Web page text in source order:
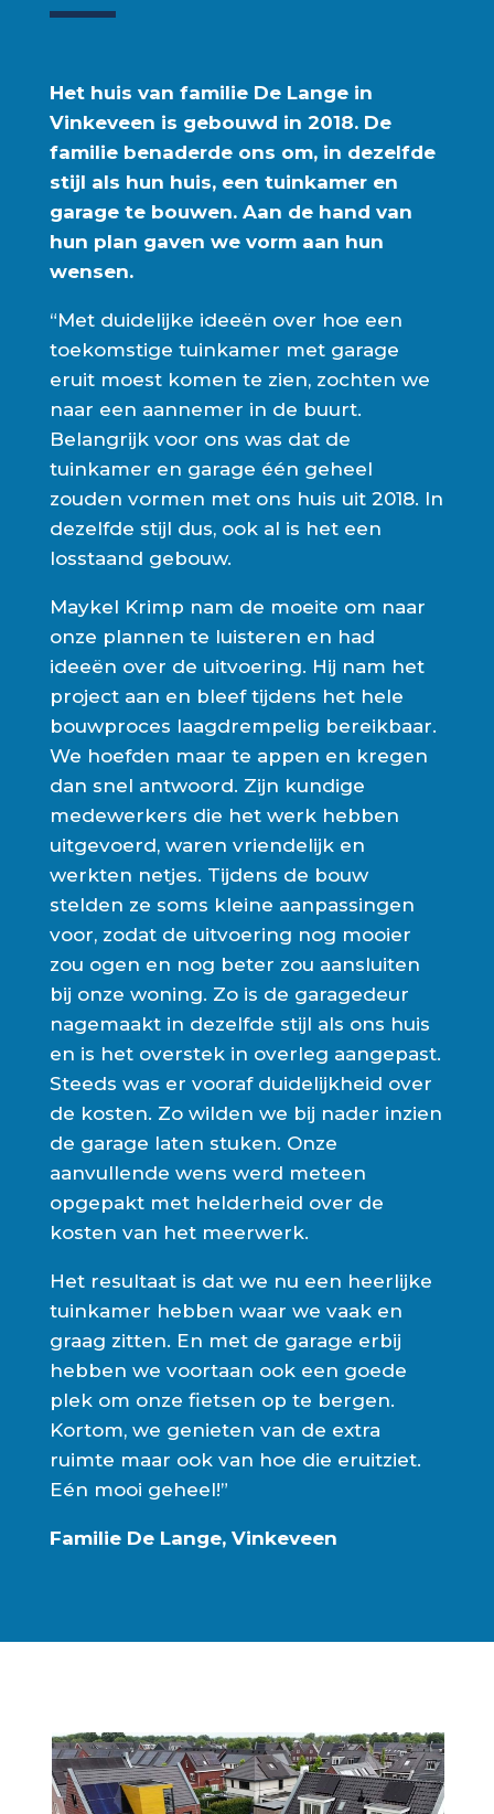
Het huis van familie De Lange in
Vinkeveen is gebouwd in 2018. De
familie benaderde ons om, in dezelfde
stijl als hun huis, een tuinkamer en
garage te bouwen. Aan de hand van
hun plan gaven we vorm aan hun
wensen.
“Met duidelijke ideeën over hoe een
toekomstige tuinkamer met garage
eruit moest komen te zien, zochten we
naar een aannemer in de buurt.
Belangrijk voor ons was dat de
tuinkamer en garage één geheel
zouden vormen met ons huis uit 2018. In
dezelfde stijl dus, ook al is het een
losstaand gebouw.
Maykel Krimp nam de moeite om naar
onze plannen te luisteren en had
ideeën over de uitvoering. Hij nam het
project aan en bleef tijdens het hele
bouwproces laagdrempelig bereikbaar.
We hoefden maar te appen en kregen
dan snel antwoord. Zijn kundige
medewerkers die het werk hebben
uitgevoerd, waren vriendelijk en
werkten netjes. Tijdens de bouw
stelden ze soms kleine aanpassingen
voor, zodat de uitvoering nog mooier
zou ogen en nog beter zou aansluiten
bij onze woning. Zo is de garagedeur
nagemaakt in dezelfde stijl als ons huis
en is het overstek in overleg aangepast.
Steeds was er vooraf duidelijkheid over
de kosten. Zo wilden we bij nader inzien
de garage laten stuken. Onze
aanvullende wens werd meteen
opgepakt met helderheid over de
kosten van het meerwerk.
Het resultaat is dat we nu een heerlijke
tuinkamer hebben waar we vaak en
graag zitten. En met de garage erbij
hebben we voortaan ook een goede
plek om onze fietsen op te bergen.
Kortom, we genieten van de extra
ruimte maar ook van hoe die eruitziet.
Eén mooi geheel!”
Familie De Lange, Vinkeveen